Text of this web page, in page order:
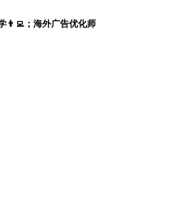
👨‍💻；海外广告优化师